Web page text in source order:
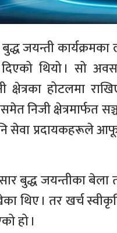
जयन्ती
थियो । सो
क्षेत्रका होटलमा
निजी क्षेत्रमार्फत
सेवा प्रदायकहरूले
बुद्ध जयन्तीका
थिए । तर खर्च
हो ।